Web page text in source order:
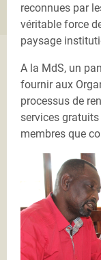
reconnues par
véritable force
paysage
A la MdS, un
fournir aux
processus de
services
membres que